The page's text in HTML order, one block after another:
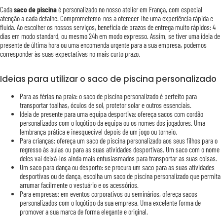
Cadasaco de piscinaé personalizado no nosso atelier em França, com especial
atenção a cada detalhe. Comprometemo-nos a oferecer-lhe uma experiência rápida e
fluida. Ao escolher os nossos serviços, beneficia de prazos de entrega muito rápidos: 4
dias em modo standard, ou mesmo 24h em modo expresso. Assim, se tiver uma ideia de
presente de última hora ou uma encomenda urgente para a sua empresa, podemos
corresponder às suas expectativas no mais curto prazo.
Ideias para utilizar o saco de piscina personalizado
Para as férias na praia: o saco de piscina personalizado é perfeito para
transportar toalhas, óculos de sol, protetor solar e outros essenciais.
Ideia de presente para uma equipa desportiva: ofereça sacos com cordão
personalizados com o logótipo da equipa ou os nomes dos jogadores. Uma
lembrança prática e inesquecível depois de um jogo ou torneio.
Para crianças: ofereça um saco de piscina personalizado aos seus filhos para o
regresso às aulas ou para as suas atividades desportivas. Um saco com o nome
deles vai deixá-los ainda mais entusiasmados para transportar as suas coisas.
Um saco para dança ou desporto: se procura um saco para as suas atividades
desportivas ou de dança, escolha um saco de piscina personalizado que permita
arrumar facilmente o vestuário e os acessórios.
Para empresas: em eventos corporativos ou seminários, ofereça sacos
personalizados com o logótipo da sua empresa. Uma excelente forma de
promover a sua marca de forma elegante e original.